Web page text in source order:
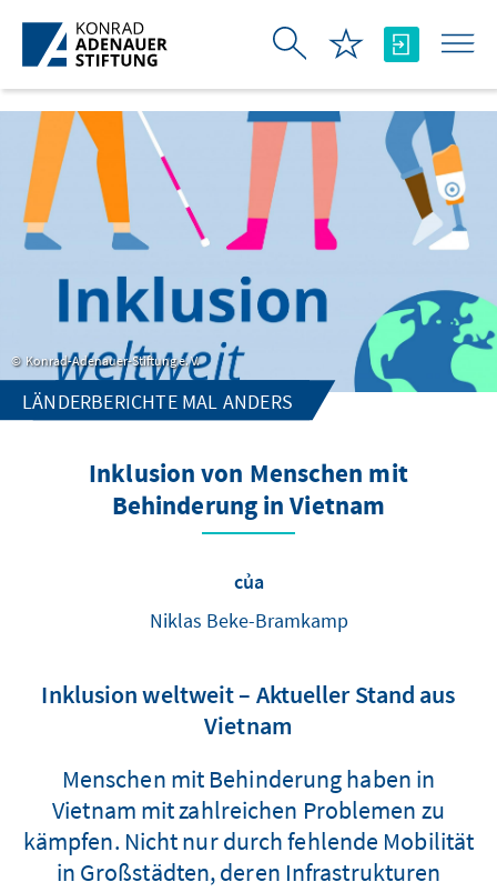
Skip to Main Content
Konrad-Adenauer-Stiftung e. V.
LÄNDERBERICHTE MAL ANDERS
Inklusion von Menschen mit
Behinderung in Vietnam
của
Niklas Beke-Bramkamp
Inklusion weltweit – Aktueller Stand aus
Vietnam
Menschen mit Behinderung haben in
Vietnam mit zahlreichen Problemen zu
kämpfen. Nicht nur durch fehlende Mobilität
in Großstädten, deren Infrastrukturen